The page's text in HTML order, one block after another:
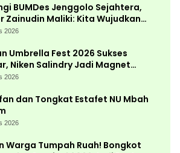
BUMDes Jenggolo Sejahtera,
Zainudin Maliki: Kita Wujudkan
Ekonomi dengan Potensi
2026
Umbrella Fest 2026 Sukses
Niken Salindry Jadi Magnet
Pengunjung
2026
dan Tongkat Estafet NU Mbah
2026
Warga Tumpah Ruah! Bongkot